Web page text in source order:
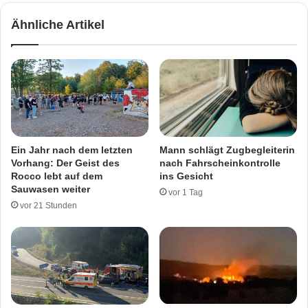
t
s
w
e
i
l
r
e
e
n
b
e
i
o
h
n
h
u
b
r
a
n
Ähnliche Artikel
Ein Jahr nach dem letzten
Vorhang: Der Geist des
Rocco lebt auf dem
Sauwasen weiter
vor 21 Stunden
Mann schlägt Zugbegleiterin
nach Fahrscheinkontrolle
ins Gesicht
vor 1 Tag